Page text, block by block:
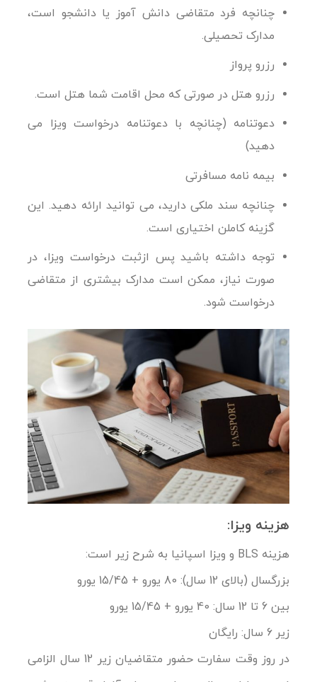
چنانچه فرد متقاضی دانش آموز یا دانشجو است،
مدارک تحصیلی.
رزرو پرواز
رزرو هتل در صورتی که محل اقامت شما هتل است.
دعوتنامه (چنانچه با دعوتنامه درخواست ویزا می
دهید)
بیمه نامه مسافرتی
چنانچه سند ملکی دارید، می توانید ارائه دهید. این
گزینه کاملن اختیاری است.
توجه داشته باشید پس ازثبت درخواست ویزا، در
صورت نیاز، ممکن است مدارک بیشتری از متقاضی
درخواست شود.
هزینه ویزا:
هزینه BLS و ویزا اسپانیا به شرح زیر است:
بزرگسال (بالای 12 سال): 80 یورو + 15/45 یورو
بین 6 تا 12 سال: 40 یورو + 15/45 یورو
زیر 6 سال: رایگان
در روز وقت سفارت حضور متقاضیان زیر 12 سال الزامی